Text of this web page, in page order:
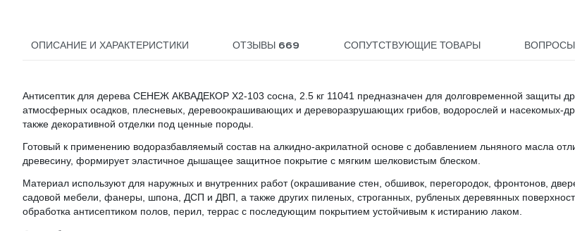
ОПИСАНИЕ И ХАРАКТЕРИСТИКИ ОТЗЫВЫ 669 СОПУТСТВУЮЩИЕ ТОВАРЫ ВОПРОСЫ
Антисептик для дерева СЕНЕЖ АКВАДЕКОР Х2-103 сосна, 2.5 кг 11041 предназначен для долговременной защиты
атмосферных осадков, плесневых, деревоокрашивающих и дереворазрушающих грибов, водорослей и насекомых-
также декоративной отделки под ценные породы.
Готовый к применению водоразбавляемый состав на алкидно-акрилатной основе с добавлением льняного масла
древесину, формирует эластичное дышащее защитное покрытие с мягким шелковистым блеском.
Материал используют для наружных и внутренних работ (окрашивание стен, обшивок, перегородок, фронтонов,
садовой мебели, фанеры, шпона, ДСП и ДВП, а также других пиленых, строганных, рубленых деревянных
обработка антисептиком полов, перил, террас с последующим покрытием устойчивым к истиранию лаком.